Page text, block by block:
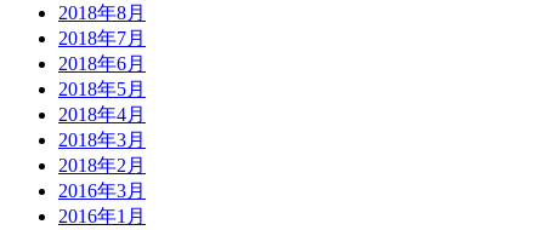
2018年8月
2018年7月
2018年6月
2018年5月
2018年4月
2018年3月
2018年2月
2016年3月
2016年1月